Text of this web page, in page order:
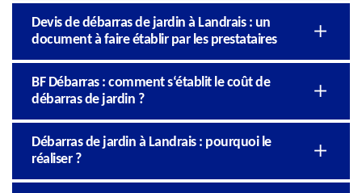
Devis de débarras de jardin à Landrais : un
document à faire établir par les prestataires
BF Débarras : comment s‘établit le coût de
débarras de jardin ?
Débarras de jardin à Landrais : pourquoi le
réaliser ?